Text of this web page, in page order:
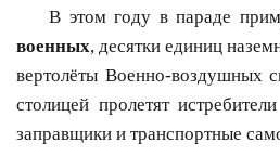
В этом году в параде
военных, десятки единиц
вертолёты Военно-воздушных
столицей пролетят
заправщики и транспортные